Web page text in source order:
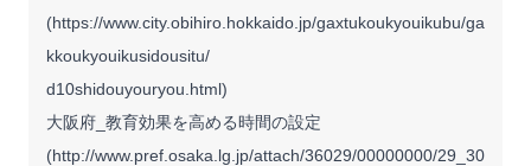
(https://www.city.obihiro.hokkaido.jp/gaxtukoukyouikubu/ga
kkoukyouikusidousitu/
d10shidouyouryou.html)
大阪府_教育効果を高める時間の設定
(http://www.pref.osaka.lg.jp/attach/36029/00000000/29_30